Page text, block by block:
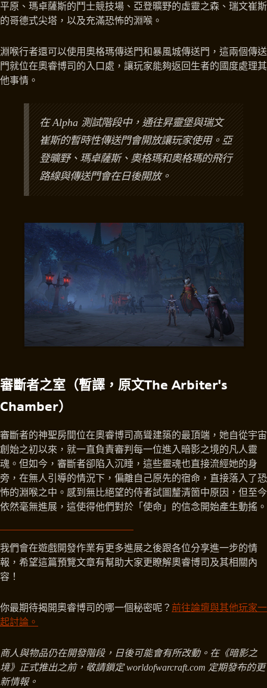
平原、瑪卓薩斯的鬥士競技場、亞登曠野的虛靈之森、瑞文崔斯
的哥德式尖塔，以及充滿恐怖的淵喉。
淵喉行者還可以使用奧格瑪傳送門和暴風城傳送門，這兩個傳送
門就位在奧睿博司的入口處，讓玩家能夠返回生者的國度處理其
他事情。
在 Alpha 測試階段中，通往昇靈堡與瑞文
崔斯的暫時性傳送門會開放讓玩家使用。亞
登曠野、瑪卓薩斯、奧格瑪和奧格瑪的飛行
路線與傳送門會在日後開放。
審斷者之室（暫譯，原文The Arbiter's
Chamber）
審斷者的神聖房間位在奧睿博司高聳建築的最頂端，她自從宇宙
創始之初以來，就一直負責審判每一位進入暗影之境的凡人靈
魂。但如今，審斷者卻陷入沉睡，這些靈魂也直接流經她的身
旁，在無人引導的情況下，偏離自己原先的宿命，直接落入了恐
怖的淵喉之中。感到無比絕望的侍者試圖釐清箇中原因，但至今
依然毫無進展，這使得他們對於「使命」的信念開始產生動搖。
我們會在遊戲開發作業有更多進展之後跟各位分享進一步的情
報，希望這篇預覽文章有幫助大家更瞭解奧睿博司及其相關內
容！
你最期待揭開奧睿博司的哪一個秘密呢？ 前往論壇與其他玩家一
起討論。
商人與物品仍在開發階段，日後可能會有所改動。在《暗影之
境》正式推出之前，敬請鎖定 worldofwarcraft.com 定期發布的更
新情報。